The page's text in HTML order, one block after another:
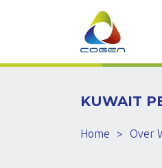
KUWAIT
Home > Over